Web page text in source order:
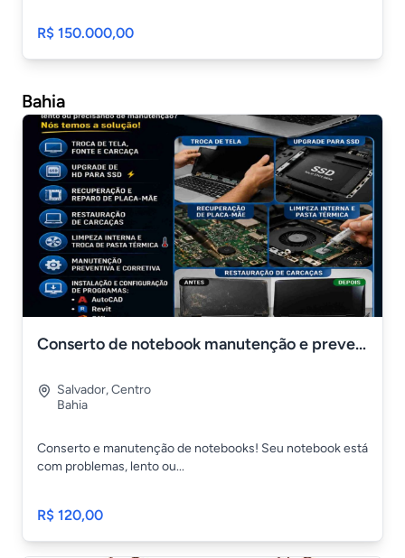
R$ 150.000,00
Bahia
Conserto de notebook manutenção e prevenção
Salvador,Centro
Bahia
Conserto e manutenção de notebooks! Seu notebook está
com problemas, lento ou...
R$ 120,00